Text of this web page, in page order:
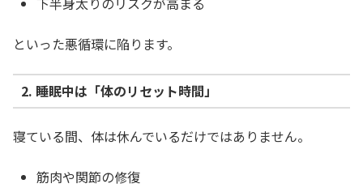
といった悪循環に陥ります。
2. 睡眠中は「体のリセット時間」
寝ている間、体は休んでいるだけではありません。
筋肉や関節の修復